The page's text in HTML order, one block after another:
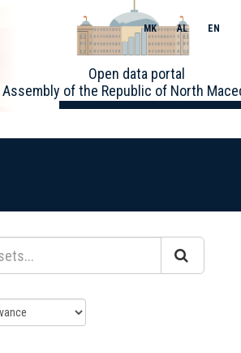
Open data portal
Assembly of the Republic of North
MK AL EN